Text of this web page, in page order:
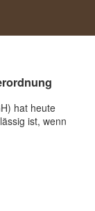
hat heute
ist, wenn